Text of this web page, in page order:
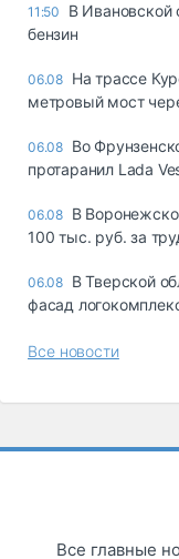
11:50
В Ивановской
бензин
06.08 На трассе
метровый мост
06.08 Во
протаранил Lada
06.08 В
100 тыс. руб. за
06.08 В Тверской
фасад
Все новости
Все главные